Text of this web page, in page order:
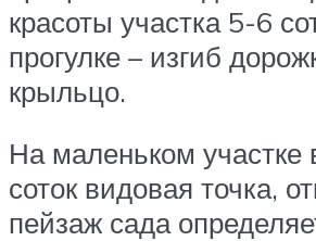
красоты участка 5-6
прогулке – изгиб
крыльцо.
На маленьком участке
соток видовая точка,
пейзаж сада